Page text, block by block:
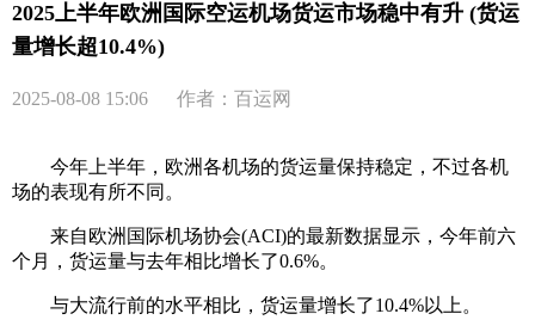
取消
2025上半年欧洲国际空运机场货运市场稳中有升 (货运
量增长超10.4%)
2025-08-08 15:06 作者：百运网
今年上半年，欧洲各机场的货运量保持稳定，不过各机
场的表现有所不同。
来自欧洲国际机场协会(ACI)的最新数据显示，今年前六
个月，货运量与去年相比增长了0.6%。
与大流行前的水平相比，货运量增长了10.4%以上。